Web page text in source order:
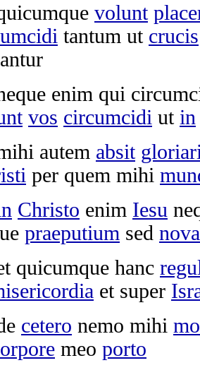
volunt
tantum ut crucis
enim qui
vos circumcidi ut in
autem absit
per quem mihi
Christo enim Iesu
praeputium sed nova
quicumque hanc
et super
cetero nemo mihi
meo porto